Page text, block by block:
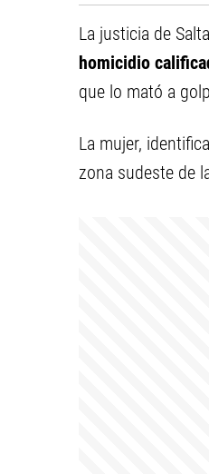
La justicia de
homicidio
que lo mató a
La mujer,
zona sudeste de